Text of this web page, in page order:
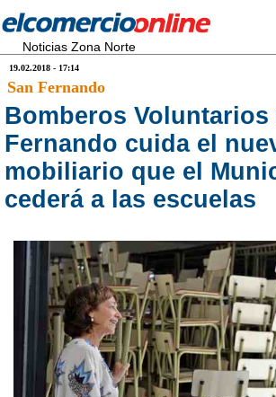
Noticias Zona Norte
19.02.2018 - 17:14
San Fernando
Bomberos Voluntarios
Fernando cuida el
mobiliario que el
cederá a las escuelas